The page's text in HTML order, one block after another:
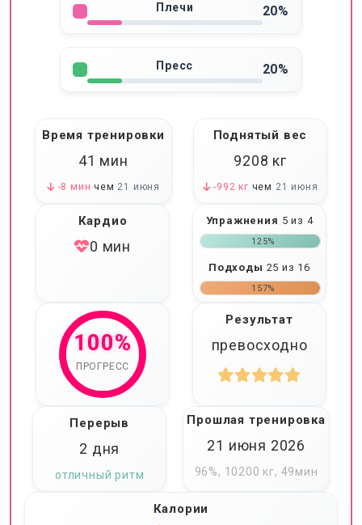
Плечи 20%
Пресс 20%
Время тренировки
41 мин
-8 мин чем 21 июня
Поднятый вес
9208 кг
-992 кг чем 21 июня
Кардио
0 мин
Упражнения 5 из 4
125%
Подходы 25 из 16
157%
100%
ПРОГРЕСС
Результат
превосходно
Перерыв
2 дня
отличный ритм
Прошлая тренировка
21 июня 2026
96%, 10200 кг, 49мин
Калории